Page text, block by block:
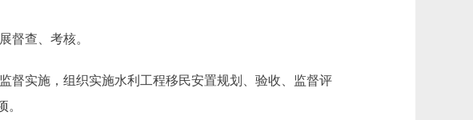
查、考核。
实施，组织实施水利工程移民安置规划、验收、监督评